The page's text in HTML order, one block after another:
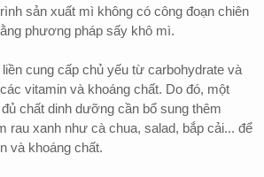
sản xuất mì không có công đoạn chiên
phương pháp sấy khô mì.
cung cấp chủ yếu từ carbohydrate và
vitamin và khoáng chất. Do đó, một
chất dinh dưỡng cần bổ sung thêm
rau xanh như cà chua, salad, bắp cải... để
và khoáng chất.